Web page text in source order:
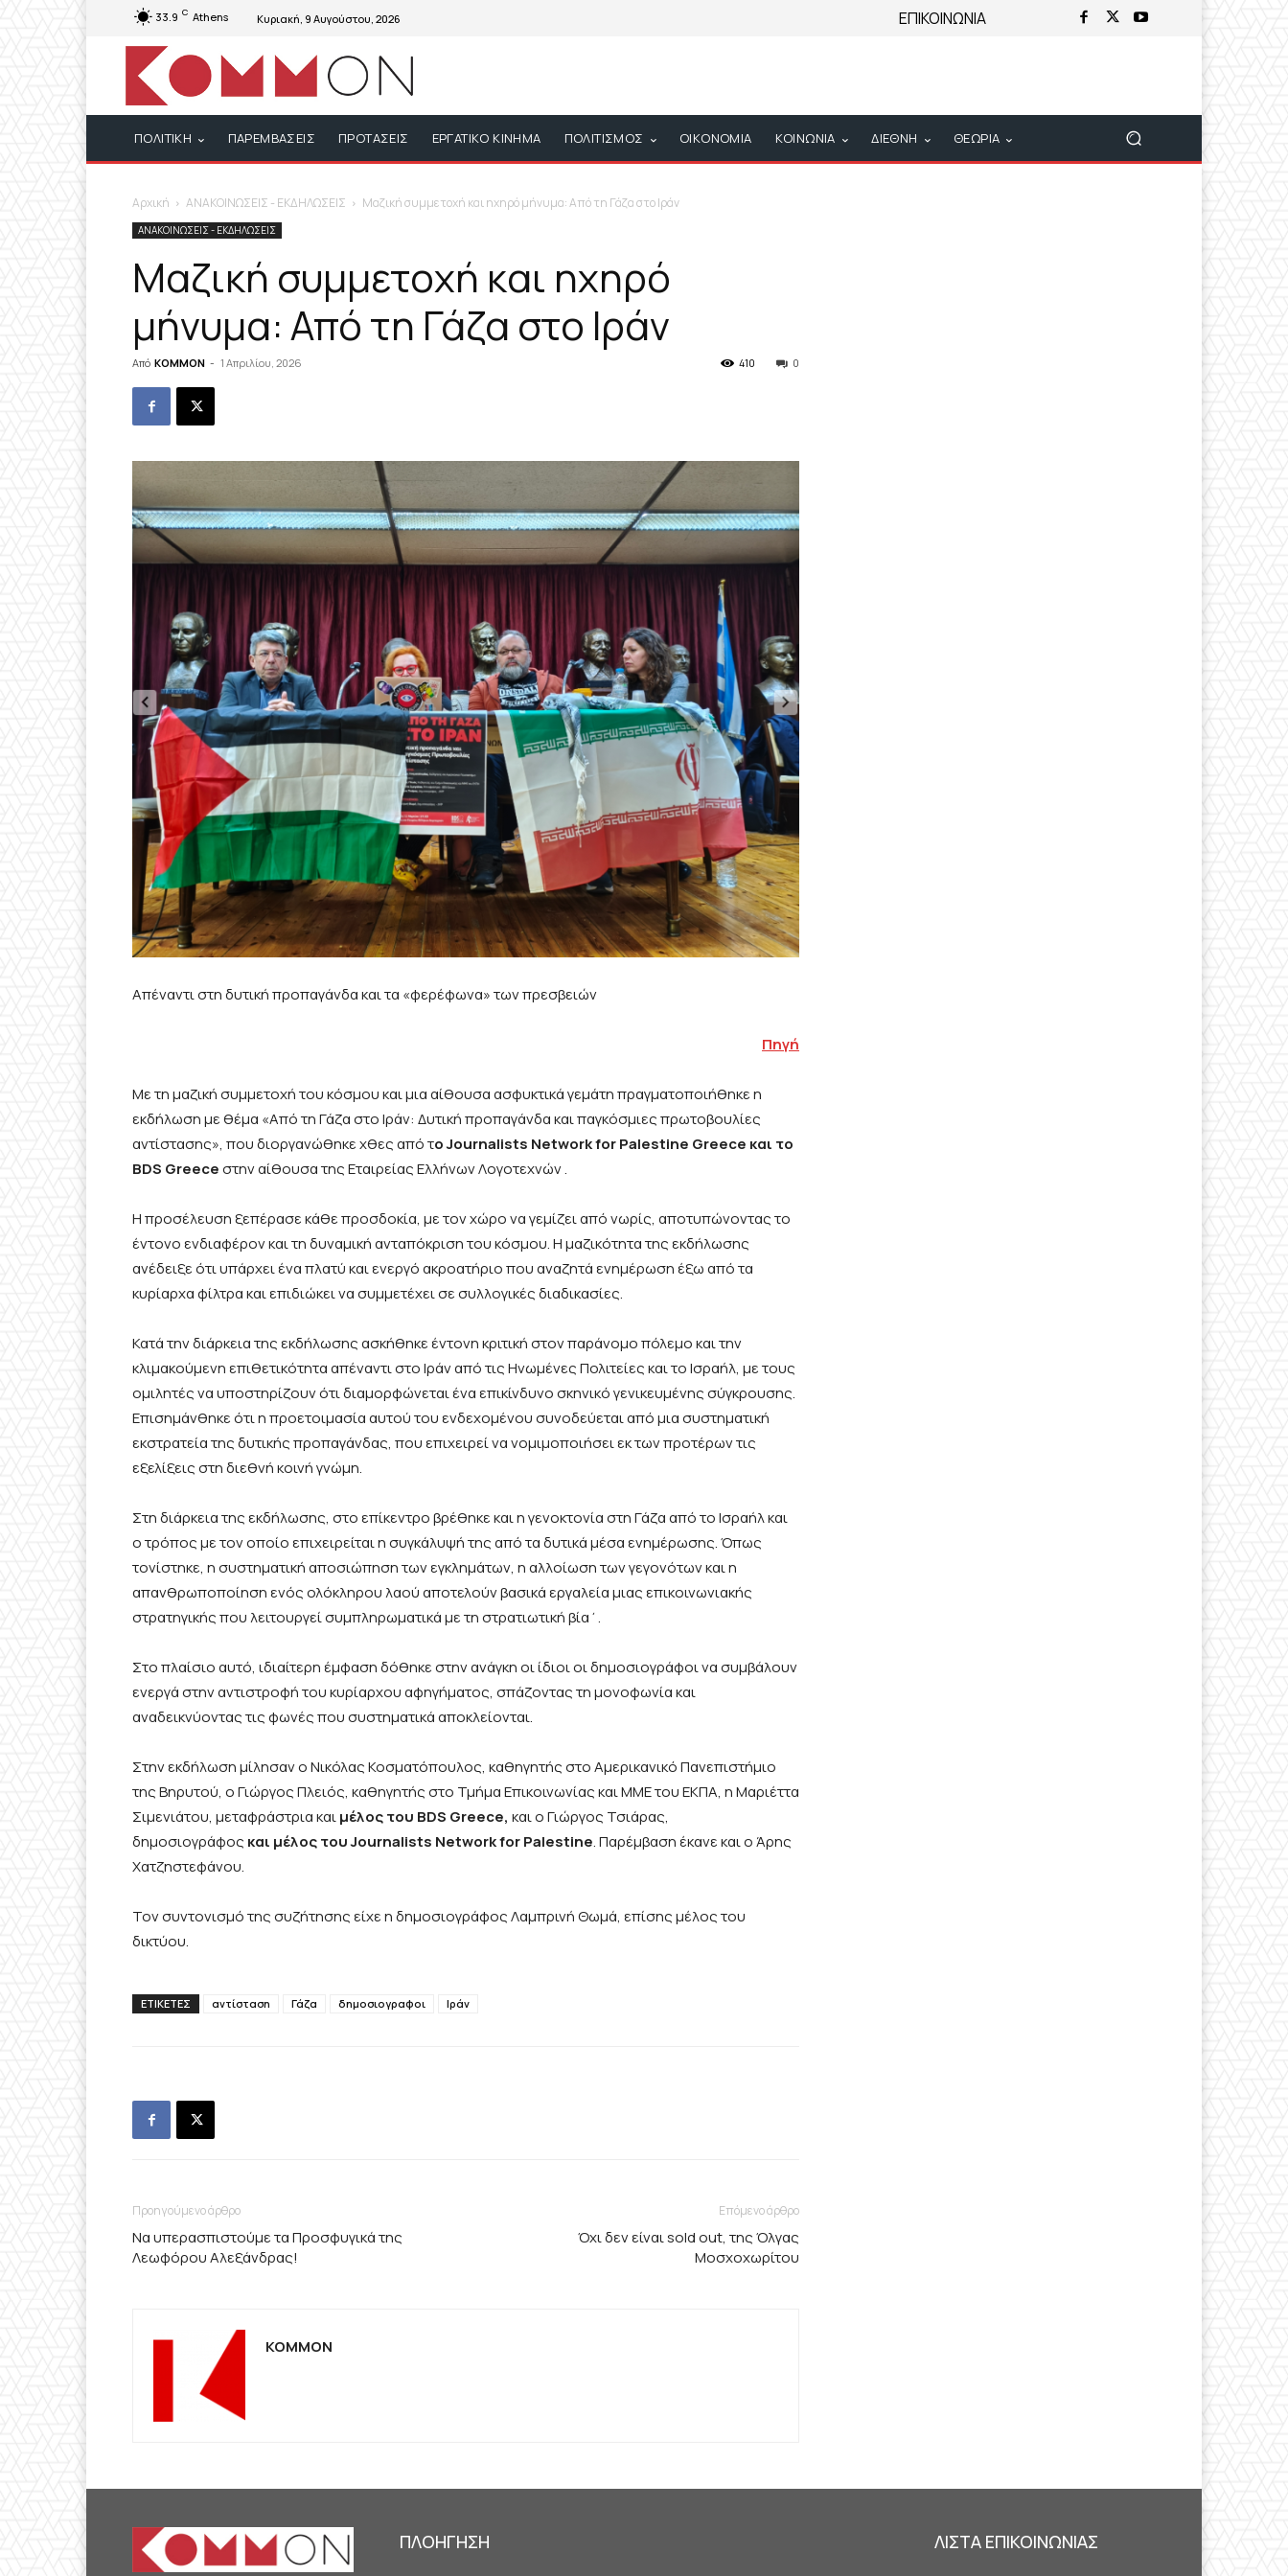
33.9 C Athens Κυριακή, 9 Αυγούστου, 2026 ΕΠΙΚΟΙΝΩΝΙΑ
ΠΟΛΙΤΙΚΗ ΠΑΡΕΜΒΑΣΕΙΣ ΠΡΟΤΑΣΕΙΣ ΕΡΓΑΤΙΚΟ ΚΙΝΗΜΑ ΠΟΛΙΤΙΣΜΟΣ ΟΙΚΟΝΟΜΙΑ ΚΟΙΝΩΝΙΑ ΔΙΕΘΝΗ ΘΕΩΡΙΑ
Αρχική ΑΝΑΚΟΙΝΩΣΕΙΣ - ΕΚΔΗΛΩΣΕΙΣ Μαζική συμμετοχή και ηχηρό μήνυμα: Από τη Γάζα στο Ιράν
ΑΝΑΚΟΙΝΩΣΕΙΣ - ΕΚΔΗΛΩΣΕΙΣ
Μαζική συμμετοχή και ηχηρό
μήνυμα: Από τη Γάζα στο Ιράν
Από KOMMON - 1 Απριλίου, 2026 0
410
Απέναντι στη δυτική προπαγάνδα και τα «φερέφωνα» των πρεσβειών
Πηγή
Με τη μαζική συμμετοχή του κόσμου και μια αίθουσα ασφυκτικά γεμάτη πραγματοποιήθηκε η
εκδήλωση με θέμα «Από τη Γάζα στο Ιράν: Δυτική προπαγάνδα και παγκόσμιες πρωτοβουλίες
αντίστασης», που διοργανώθηκε χθες από το Journalists Network for Palestine Greece και το
BDS Greeceστην αίθουσα της Εταιρείας Ελλήνων Λογοτεχνών .
Η προσέλευση ξεπέρασε κάθε προσδοκία, με τον χώρο να γεμίζει από νωρίς, αποτυπώνοντας το
έντονο ενδιαφέρον και τη δυναμική ανταπόκριση του κόσμου. Η μαζικότητα της εκδήλωσης
ανέδειξε ότι υπάρχει ένα πλατύ και ενεργό ακροατήριο που αναζητά ενημέρωση έξω από τα
κυρίαρχα φίλτρα και επιδιώκει να συμμετέχει σε συλλογικές διαδικασίες.
Κατά την διάρκεια της εκδήλωσης ασκήθηκε έντονη κριτική στον παράνομο πόλεμο και την
κλιμακούμενη επιθετικότητα απέναντι στο Ιράν από τις Ηνωμένες Πολιτείες και το Ισραήλ, με τους
ομιλητές να υποστηρίζουν ότι διαμορφώνεται ένα επικίνδυνο σκηνικό γενικευμένης σύγκρουσης.
Επισημάνθηκε ότι η προετοιμασία αυτού του ενδεχομένου συνοδεύεται από μια συστηματική
εκστρατεία της δυτικής προπαγάνδας, που επιχειρεί να νομιμοποιήσει εκ των προτέρων τις
εξελίξεις στη διεθνή κοινή γνώμη.
Στη διάρκεια της εκδήλωσης, στο επίκεντρο βρέθηκε και η γενοκτονία στη Γάζα από το Ισραήλ και
ο τρόπος με τον οποίο επιχειρείται η συγκάλυψή της από τα δυτικά μέσα ενημέρωσης. Όπως
τονίστηκε, η συστηματική αποσιώπηση των εγκλημάτων, η αλλοίωση των γεγονότων και η
απανθρωποποίηση ενός ολόκληρου λαού αποτελούν βασικά εργαλεία μιας επικοινωνιακής
στρατηγικής που λειτουργεί συμπληρωματικά με τη στρατιωτική βία΄.
Στο πλαίσιο αυτό, ιδιαίτερη έμφαση δόθηκε στην ανάγκη οι ίδιοι οι δημοσιογράφοι να συμβάλουν
ενεργά στην αντιστροφή του κυρίαρχου αφηγήματος, σπάζοντας τη μονοφωνία και
αναδεικνύοντας τις φωνές που συστηματικά αποκλείονται.
Στην εκδήλωση μίλησαν ο Νικόλας Κοσματόπουλος, καθηγητής στο Αμερικανικό Πανεπιστήμιο
της Βηρυτού, ο Γιώργος Πλειός, καθηγητής στο Τμήμα Επικοινωνίας και ΜΜΕ του ΕΚΠΑ, η Μαριέττα
Σιμενιάτου, μεταφράστρια καιμέλος του BDS Greece, και ο Γιώργος Τσιάρας,
δημοσιογράφος και μέλος του Journalists Network for Palestine. Παρέμβαση έκανε και ο Άρης
Χατζηστεφάνου.
Τον συντονισμό της συζήτησης είχε η δημοσιογράφος Λαμπρινή Θωμά, επίσης μέλος του
δικτύου.
ΕΤΙΚΕΤΕΣ αντίσταση Γάζα δημοσιογραφοι Ιράν
Προηγούμενο άρθρο
Να υπερασπιστούμε τα Προσφυγικά της
Λεωφόρου Αλεξάνδρας!
Επόμενο άρθρο
Όχι δεν είναι sold out, της Όλγας
Μοσχοχωρίτου
KOMMON
ΠΛΟΗΓΗΣΗ ΛΙΣΤΑ ΕΠΙΚΟΙΝΩΝΙΑΣ